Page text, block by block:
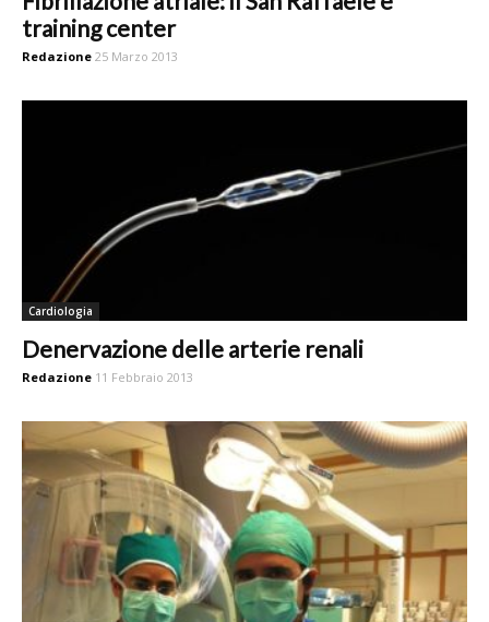
training center
Redazione 25 Marzo 2013
Cardiologia
Denervazione delle arterie renali
Redazione 11 Febbraio 2013